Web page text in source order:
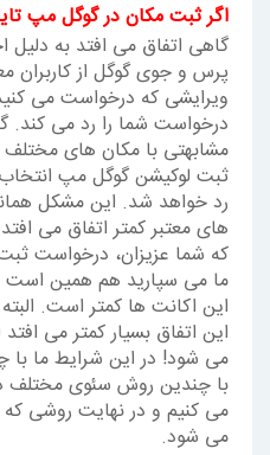
اگر ثبت مکان در گوگل مپ
گاهی اتفاق می افتد به
پرس و جوی گوگل از کاربران
ویرایشی که درخواست می
درخواست شما را رد می کند.
مشابهتی با مکان های مختلف
ثبت لوکیشن گوگل مپ
رد خواهد شد. این مشکل
های معتبر کمتر اتفاق می
که شما عزیزان، درخواست
ما می سپارید هم همین است
این اکانت ها کمتر است.
این اتفاق بسیار کمتر می
می شود! در این شرایط ما با
با چندین روش سئوی مختلف
می کنیم و در نهایت روشی که
می شود.